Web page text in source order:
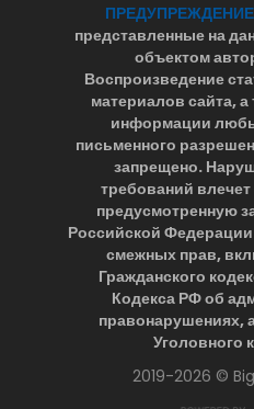
представленные на
объектом
Воспроизведение
материалов сайта,
информации
письменного
запрещено.
требований
предусмотренную
Российской
смежных прав,
Гражданского
Кодекса РФ об
правонарушениях,
Уголовного
2019-2026 ©